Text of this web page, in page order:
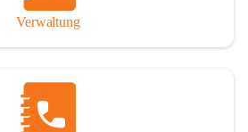
Verwaltung